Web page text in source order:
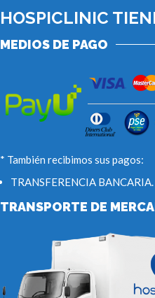
HOSPICLINIC
MEDIOS DE PAGO
* También recibimos sus pagos:
TRANSFERENCIA BANCARIA.
TRANSPORTE DE